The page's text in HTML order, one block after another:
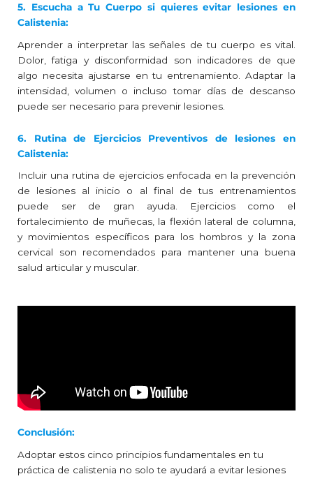
5. Escucha a Tu Cuerpo si quieres evitar lesiones en
Calistenia:
Aprender a interpretar las señales de tu cuerpo es vital.
Dolor, fatiga y disconformidad son indicadores de que
algo necesita ajustarse en tu entrenamiento. Adaptar la
intensidad, volumen o incluso tomar días de descanso
puede ser necesario para prevenir lesiones.
6. Rutina de Ejercicios Preventivos de lesiones en
Calistenia:
Incluir una rutina de ejercicios enfocada en la prevención
de lesiones al inicio o al final de tus entrenamientos
puede ser de gran ayuda. Ejercicios como el
fortalecimiento de muñecas, la flexión lateral de columna,
y movimientos específicos para los hombros y la zona
cervical son recomendados para mantener una buena
salud articular y muscular.
Conclusión:
Adoptar estos cinco principios fundamentales en tu
práctica de calistenia no solo te ayudará a evitar lesiones